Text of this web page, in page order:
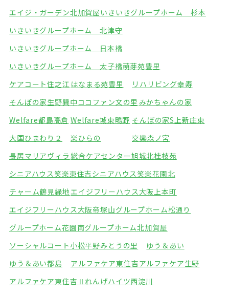
エイジ・ガーデン北加賀屋いきいきグループホーム 杉本
いきいきグループホーム 北津守
いきいきグループホーム 日本橋
いきいきグループホーム 太子橋萌芽苑豊里
ケアコート住之江 はなまる苑豊里
リハリビング幸寿
そんぽの家生野巽中ココファン文の里 みかちゃんの家
Welfare都島高倉 Welfare城東鴫野 そんぽの家S上新庄東
大国ひまわり２
楽ひらの
交欒森ノ宮
長居マリアヴィラ 総合ケアセンター旭城北桂枝苑
シニアハウス笑楽東住吉シニアハウス笑楽花園北
チャーム鶴見緑地エイジフリーハウス大阪上本町
エイジフリーハウス大阪帝塚山グループホーム松通り
グループホーム花園南グループホーム北加賀屋
ソーシャルコート小松平野みとうの里
ゆう＆あい
ゆう＆あい都島
アルファケア東住吉アルファケア生野
アルファケア東住吉Ⅱ れんげハイツ西淀川